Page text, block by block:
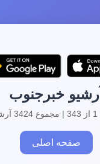
آرشیو خبرجنوب
صفحه اصلی